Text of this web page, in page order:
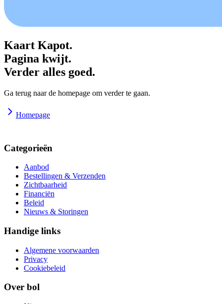
Kaart Kapot.
Pagina kwijt.
Verder alles goed.
Ga terug naar de homepage om verder te gaan.
Homepage
Categorieën
Aanbod
Bestellingen & Verzenden
Zichtbaarheid
Financiën
Beleid
Nieuws & Storingen
Handige links
Algemene voorwaarden
Privacy
Cookiebeleid
Over bol